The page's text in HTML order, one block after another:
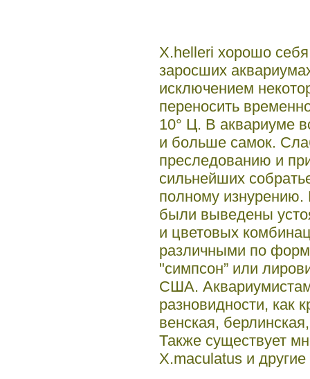
X.helleri хорошо
заросших
исключением
переносить
10° Ц. В аквариуме
и больше самок.
преследованию и
сильнейших
полному изнурению.
были выведены
и цветовых
различными по
"симпсон” или
США. Аквариумистам
разновидности, как
венская,
Также существует
X.maculatus и